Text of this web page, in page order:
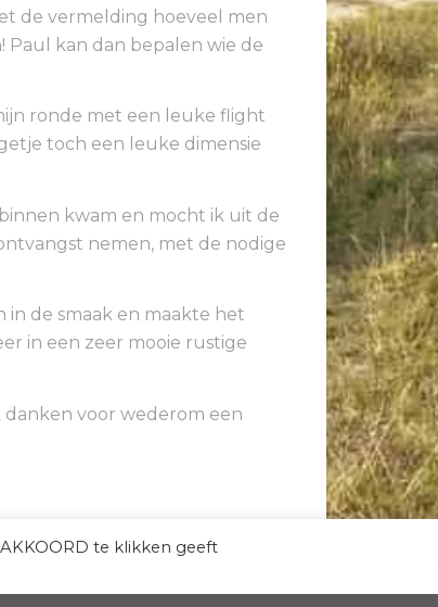
de vermelding hoeveel men
Paul kan dan bepalen wie de
ronde met een leuke flight
toch een leuke dimensie
kwam en mocht ik uit de
nemen, met de nodige
de smaak en maakte het
in een zeer mooie rustige
voor wederom een
te klikken geeft